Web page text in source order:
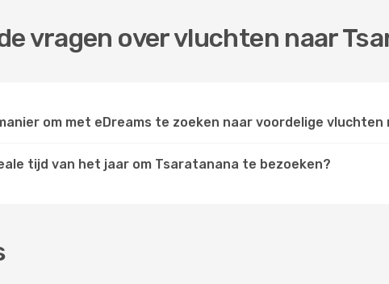
vragen over vluchten naar
om met eDreams te zoeken naar voordelige
tijd van het jaar om Tsaratanana te bezoeken?